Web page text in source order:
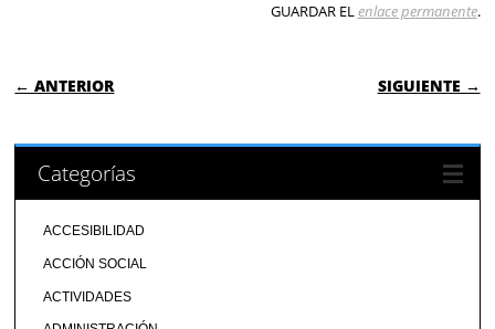
GUARDAR ELenlace permanente.
NAVEGACIÓN DE ENTRADAS
← ANTERIOR SIGUIENTE →
Categorías
ACCESIBILIDAD
ACCIÓN SOCIAL
ACTIVIDADES